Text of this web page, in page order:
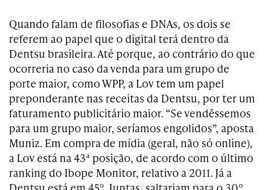
Quando falam de filosofias e DNAs, os dois se
referem ao papel que o digital terá dentro da
Dentsu brasileira. Até porque, ao contrário do que
ocorreria no caso da venda para um grupo de
porte maior, como WPP, a Lov tem um papel
preponderante nas receitas da Dentsu, por ter um
faturamento publicitário maior. “Se vendêssemos
para um grupo maior, seríamos engolidos”, aposta
Muniz. Em compra de mídia (geral, não só online),
a Lov está na 43ª posição, de acordo com o último
ranking do Ibope Monitor, relativo a 2011. Já a